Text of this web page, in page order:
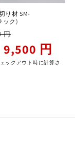
り材 SM-
ック)
円
ー
ル
9,500 円
ックアウト時に計算さ